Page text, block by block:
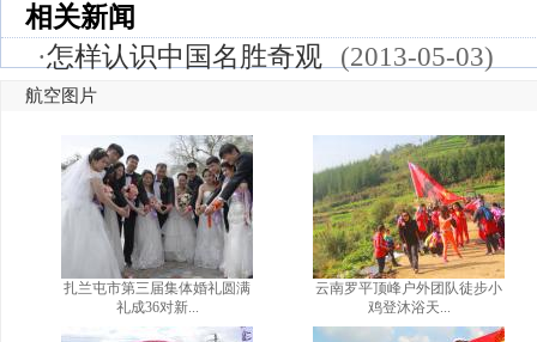
相关新闻
·怎样认识中国名胜奇观 (2013-05-03)
航空图片
扎兰屯市第三届集体婚礼圆满
礼成36对新...
云南罗平顶峰户外团队徒步小
鸡登沐浴天...